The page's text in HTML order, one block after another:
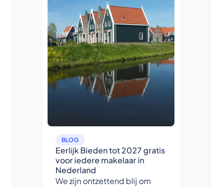
BLOG
Eerlijk Bieden tot 2027 gratis
voor iedere makelaar in
Nederland
We zijn ontzettend blij om